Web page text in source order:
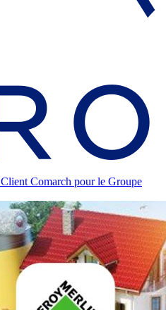
Comarch pour le Groupe